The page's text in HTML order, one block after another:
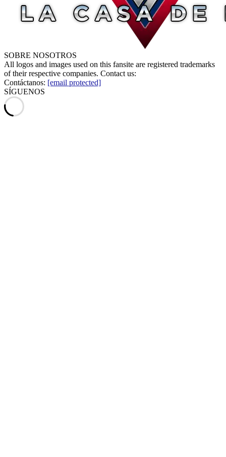
SOBRE NOSOTROS
All logos and images used on this fansite are registered trademarks
of their respective companies. Contact us:
Contáctanos: [email protected]
SÍGUENOS